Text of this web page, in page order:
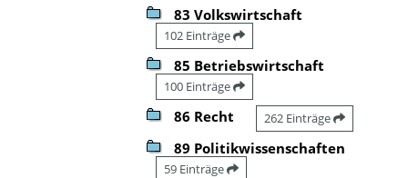
83 Volkswirtschaft
102 Einträge
85 Betriebswirtschaft
100 Einträge
86 Recht 262 Einträge
89 Politikwissenschaften
59 Einträge